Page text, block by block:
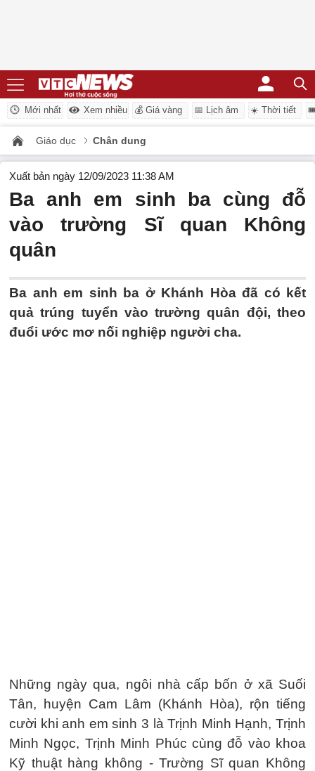
Mới nhất Xem nhiều 💰 Giá vàng 📅 Lịch âm ☀️ Thời tiết
Giáo dục Chân dung
Xuất bản ngày 12/09/2023 11:38 AM
Ba anh em sinh ba cùng đỗ
vào trường Sĩ quan Không
quân
Ba anh em sinh ba ở Khánh Hòa đã có kết
quả trúng tuyển vào trường quân đội, theo
đuổi ước mơ nối nghiệp người cha.
Những ngày qua, ngôi nhà cấp bốn ở xã Suối
Tân, huyện Cam Lâm (Khánh Hòa), rộn tiếng
cười khi anh em sinh 3 là Trịnh Minh Hạnh, Trịnh
Minh Ngọc, Trịnh Minh Phúc cùng đỗ vào khoa
Kỹ thuật hàng không - Trường Sĩ quan Không